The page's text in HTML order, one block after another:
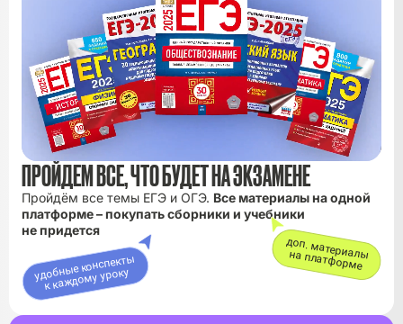
ПРОЙДЕМ ВСЕ, ЧТО БУДЕТ НА ЭКЗАМЕНЕ
Пройдём все темы ЕГЭ и ОГЭ. Все материалы на одной
платформе – покупать сборники и учебники
не придется
удобные конспекты
к каждому уроку
доп. материалы
на платформе